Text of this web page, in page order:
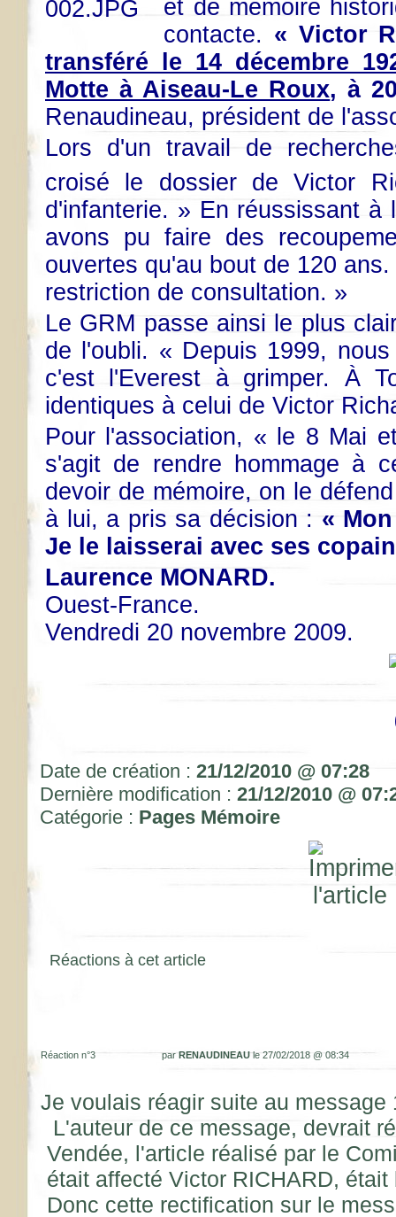
et de mémoire
contacte. « Victor
transféré le 14 décembre
Motte à Aiseau-Le Roux, à
Renaudineau, président de
Lors d'un travail de
croisé le dossier de Victor
d'infanterie. » En réussissant
avons pu faire des
ouvertes qu'au bout de 120
restriction de consultation. »
Le GRM passe ainsi le plus
de l'oubli. « Depuis 1999,
c'est l'Everest à grimper. À
identiques à celui de Victor
Pour l'association, « le 8 Mai
s'agit de rendre hommage à
devoir de mémoire, on le
à lui, a pris sa décision : «
Je le laisserai avec ses
Laurence MONARD.
Ouest-France.
Vendredi 20 novembre 2009.
Date de création : 21/12/2010 @ 07:28
Dernière modification : 21/12/2010 @
Catégorie : Pages Mémoire
Réactions à cet article
Réaction n°3 par RENAUDINEAUle 27/02/2018 @ 08:34
Je voulais réagir suite au message
L'auteur de ce message, devrait
Vendée, l'article réalisé par le
était affecté Victor RICHARD,
Donc cette rectification sur le